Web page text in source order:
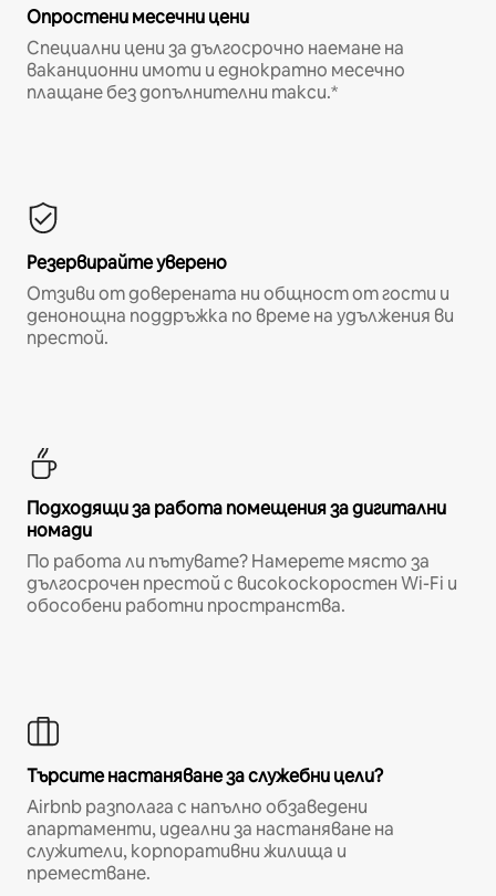
Опростени месечни цени
Специални цени за дългосрочно наемане на
ваканционни имоти и еднократно месечно
плащане без допълнителни такси.*
Резервирайте уверено
Отзиви от доверената ни общност от гости и
денонощна поддръжка по време на удължения ви
престой.
Подходящи за работа помещения за дигитални
номади
По работа ли пътувате? Намерете място за
дългосрочен престой с високоскоростен Wi-Fi и
обособени работни пространства.
Търсите настаняване за служебни цели?
Airbnb разполага с напълно обзаведени
апартаменти, идеални за настаняване на
служители, корпоративни жилища и
преместване.